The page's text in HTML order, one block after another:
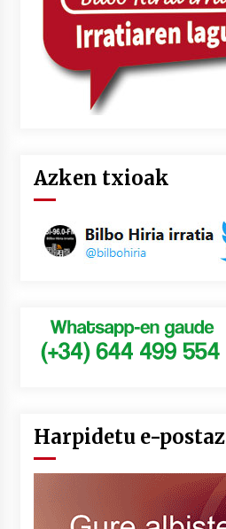
Azken txioak
Harpidetu e-postaz